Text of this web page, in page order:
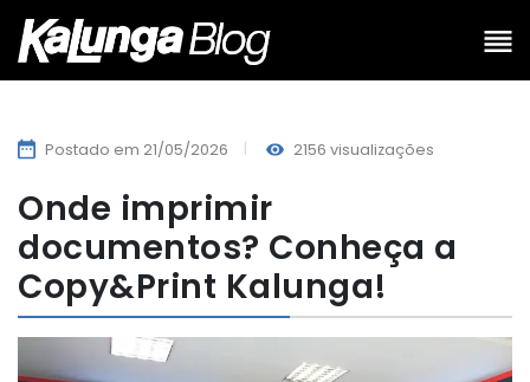
Postado em 21/05/2026 2156 visualizações
Onde imprimir
documentos? Conheça a
Copy&Print Kalunga!